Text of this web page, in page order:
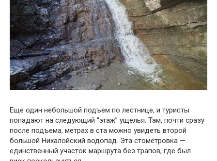
Еще один небольшой подъем по лестнице, и туристы
попадают на следующий “этаж” ущелья. Там, почти сразу
после подъема, метрах в ста можно увидеть второй
большой Нихалойский водопад. Эта стометровка —
единственный участок маршрута без трапов, где был